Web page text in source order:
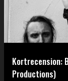
Kortrecension:
Productions)